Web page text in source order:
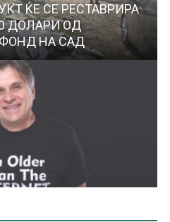
ЌЕ СЕ РЕСТАВРИРА
ДОЛАРИ ОД
НА САД